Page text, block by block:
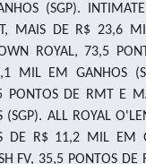
(SGP).
MAIS DE R$ 23,6
ROYAL, 73,5
MIL EM GANHOS
PONTOS DE RMT E
ALL ROYAL
DE R$ 11,2 MIL EM
FV, 35,5 PONTOS